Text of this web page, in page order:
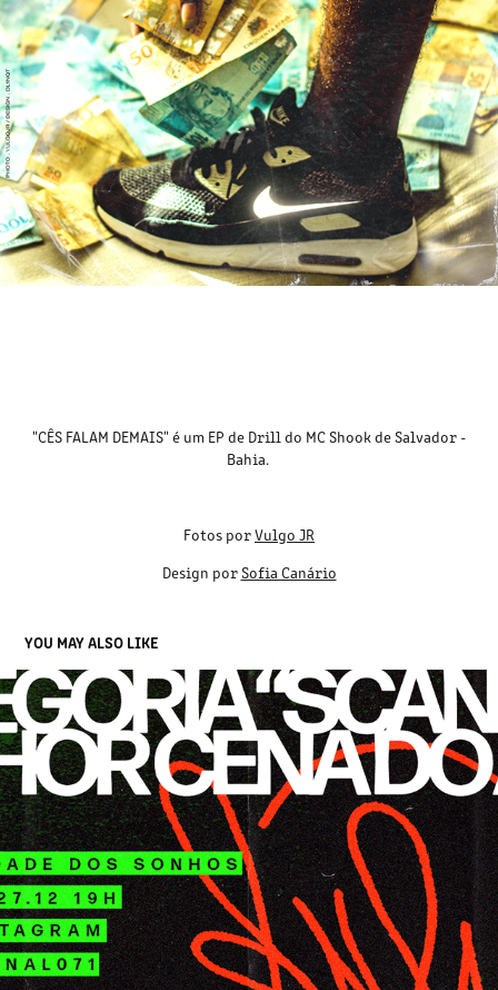
"CÊS FALAM DEMAIS" é um EP de Drill do MC Shook de Salvador -
Bahia.
Fotos porVulgo JR
Design porSofia Canário
YOU MAY ALSO LIKE